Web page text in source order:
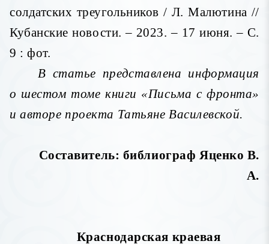
солдатских треугольников / Л. Малютина //
Кубанские новости. – 2023. – 17 июня. – С.
9 : фот.
В статье представлена информация
о шестом томе книги «Письма с фронта»
и авторе проекта Татьяне Василевской.
Составитель: библиограф Яценко В.
А.
Краснодарская краевая